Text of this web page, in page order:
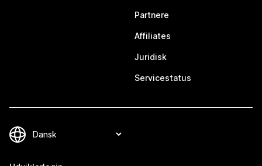
Partnere
Affiliates
Juridisk
Servicestatus